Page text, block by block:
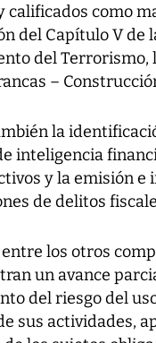
calificados como
del Capítulo V de
del Terrorismo,
–
la
inteligencia
y la emisión
de delitos
los otros
un avance
del riesgo del
sus actividades,